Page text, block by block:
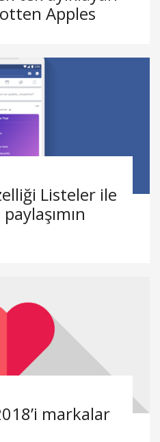
Apples
Listeler ile
markalar